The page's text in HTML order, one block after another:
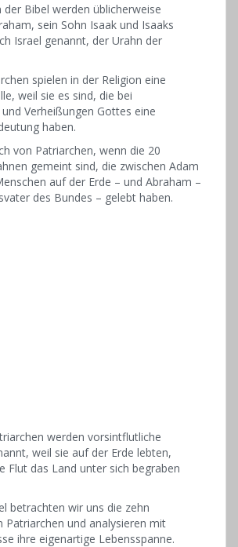
der Bibel werden üblicherweise
sein Sohn Isaak und Isaaks
Israel genannt, der Urahn der
spielen in der Religion eine
weil sie es sind, die bei
Verheißungen Gottes eine
haben.
von Patriarchen, wenn die 20
gemeint sind, die zwischen Adam
auf der Erde – und Abraham –
des Bundes – gelebt haben.
werden vorsintflutliche
weil sie auf der Erde lebten,
Flut das Land unter sich begraben
betrachten wir uns die zehn
Patriarchen und analysieren mit
ihre eigenartige Lebensspanne.